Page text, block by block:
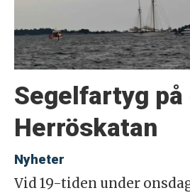
Segelfartyg på
Herröskatan
Nyheter
Vid 19-tiden under